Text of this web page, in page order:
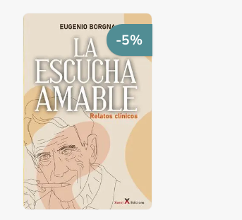
-5%